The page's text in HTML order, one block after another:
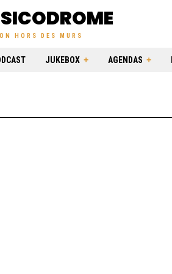
HORS DES MURS
JUKEBOX AGENDAS